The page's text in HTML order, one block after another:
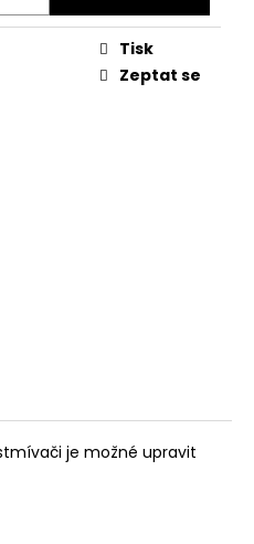
Tisk
Zeptat se
je možné upravit